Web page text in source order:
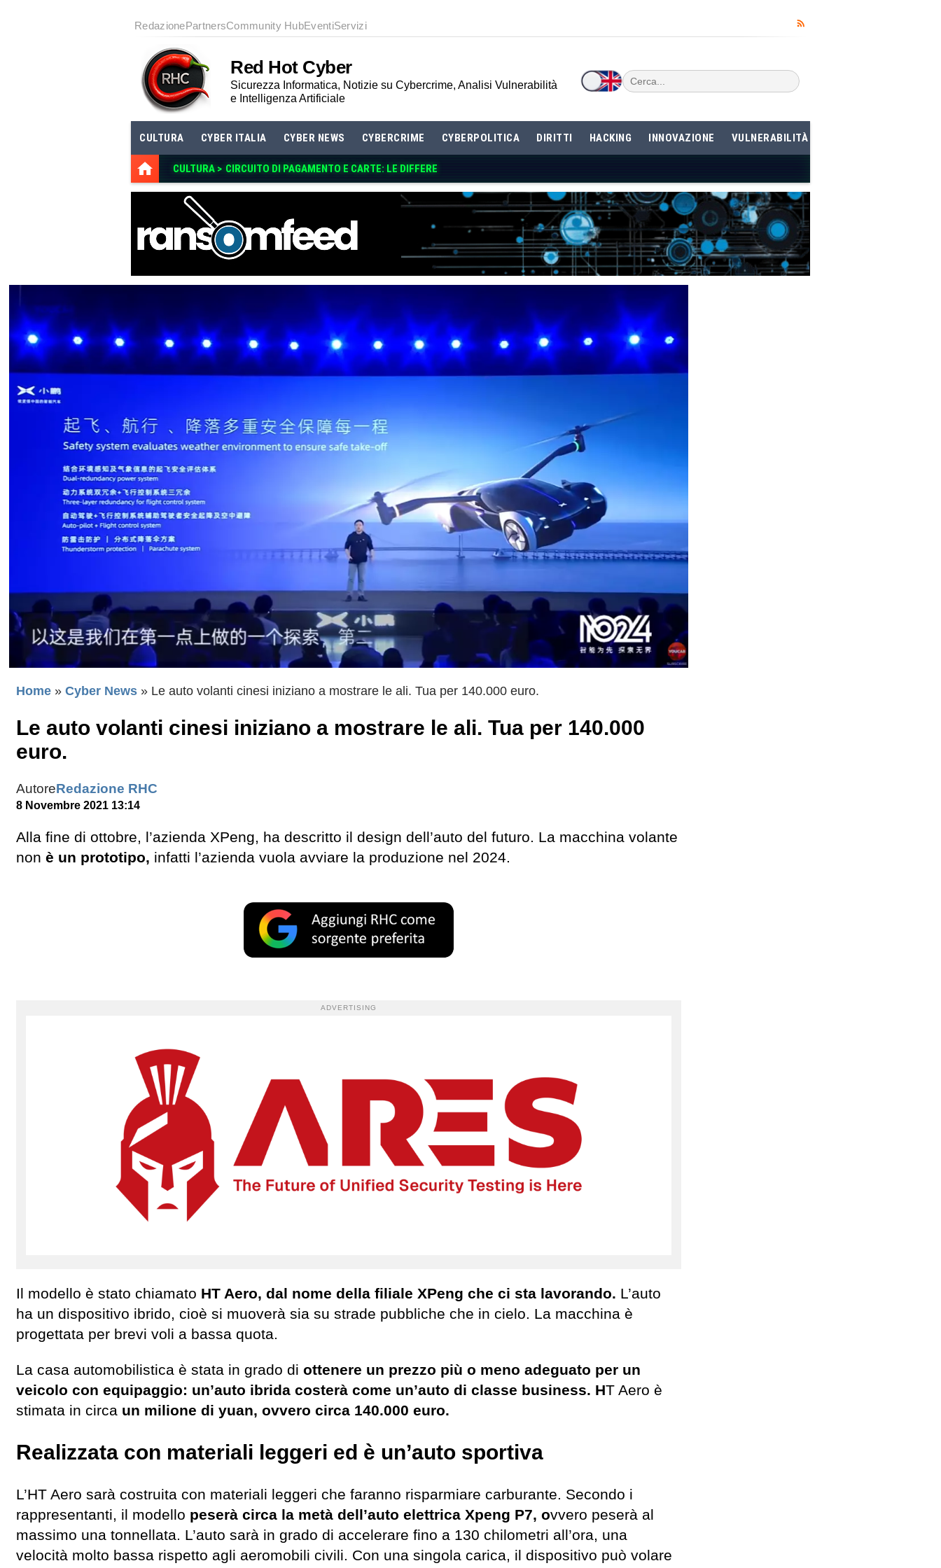
RedazionePartnersCommunity HubEventiServizi
Red Hot Cyber
Sicurezza Informatica, Notizie su Cybercrime, Analisi Vulnerabilità
e Intelligenza Artificiale
CULTURA CYBER ITALIA CYBER NEWS CYBERCRIME CYBERPOLITICA DIRITTI HACKING INNOVAZIONE VULNERABILITÀ
CULTURA >
Home » Cyber News » Le auto volanti cinesi iniziano a mostrare le ali. Tua per 140.000 euro.
Le auto volanti cinesi iniziano a mostrare le ali. Tua per 140.000
euro.
AutoreRedazione RHC
8 Novembre 2021 13:14
Alla fine di ottobre, l’azienda XPeng, ha descritto il design dell’auto del futuro. La macchina volante
non è un prototipo, infatti l’azienda vuola avviare la produzione nel 2024.
ADVERTISING
Il modello è stato chiamato HT Aero, dal nome della filiale XPeng che ci sta lavorando. L’auto
ha un dispositivo ibrido, cioè si muoverà sia su strade pubbliche che in cielo. La macchina è
progettata per brevi voli a bassa quota.
La casa automobilistica è stata in grado di ottenere un prezzo più o meno adeguato per un
veicolo con equipaggio: un’auto ibrida costerà come un’auto di classe business. HT Aero è
stimata in circa un milione di yuan, ovvero circa 140.000 euro.
Realizzata con materiali leggeri ed è un’auto sportiva
L’HT Aero sarà costruita con materiali leggeri che faranno risparmiare carburante. Secondo i
rappresentanti, il modello peserà circa la metà dell’auto elettrica Xpeng P7, ovvero peserà al
massimo una tonnellata. L’auto sarà in grado di accelerare fino a 130 chilometri all’ora, una
velocità molto bassa rispetto agli aeromobili civili. Con una singola carica, il dispositivo può volare